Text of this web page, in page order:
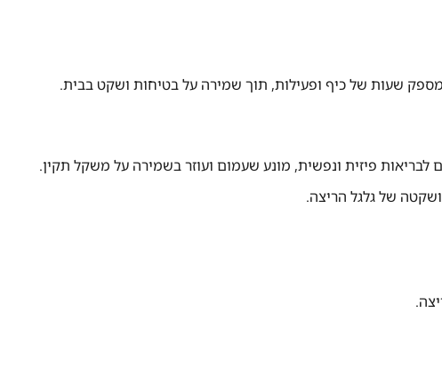
מספק שעות של כיף ופעילות, תוך שמירה על בטיחות ושקט בבית.
פיזית ונפשית, מונע שעמום ועוזר בשמירה על משקל תקין.
של גלגל הריצה.